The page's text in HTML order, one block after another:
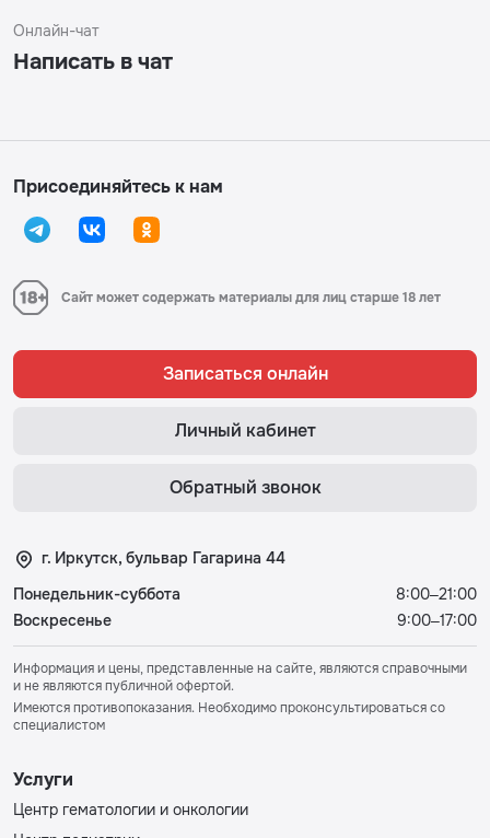
Онлайн-чат
Написать в чат
Присоединяйтесь к нам
Сайт может содержать материалы для лиц старше 18 лет
Записаться онлайн
Личный кабинет
Обратный звонок
г. Иркутск, бульвар Гагарина 44
Понедельник-суббота
8:00–21:00
Воскресенье
9:00–17:00
Информация и цены, представленные на сайте, являются справочными
и не являются публичной офертой.
Имеются противопоказания. Необходимо проконсультироваться со
специалистом
Услуги
Центр гематологии и онкологии